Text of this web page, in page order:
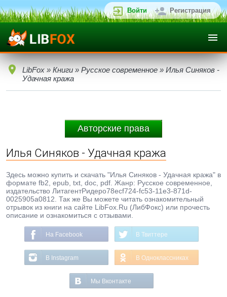
Войти Регистрация
LibFox » Книги » Русское современное » Илья Синяков -
Удачная кража
Авторские права
Илья Синяков - Удачная кража
Здесь можно купить и скачать "Илья Синяков - Удачная кража" в
формате fb2, epub, txt, doc, pdf. Жанр: Русское современное,
издательство ЛитагентРидеро78ecf724-fc53-11e3-871d-
0025905a0812. Так же Вы можете читать ознакомительный
отрывок из книги на сайте LibFox.Ru (ЛибФокс) или прочесть
описание и ознакомиться с отзывами.
На Facebook В Твиттере
В Instagram В Одноклассниках
Мы Вконтакте